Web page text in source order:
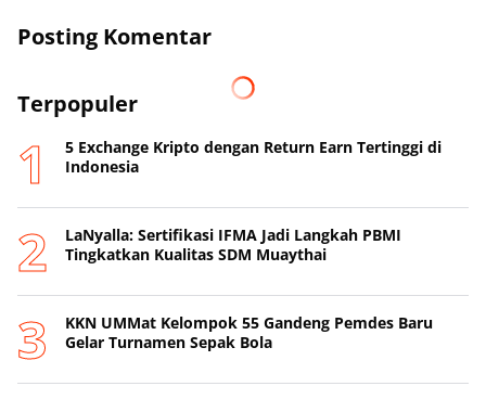
Posting Komentar
Terpopuler
5 Exchange Kripto dengan Return Earn Tertinggi di
Indonesia
LaNyalla: Sertifikasi IFMA Jadi Langkah PBMI
Tingkatkan Kualitas SDM Muaythai
KKN UMMat Kelompok 55 Gandeng Pemdes Baru
Gelar Turnamen Sepak Bola